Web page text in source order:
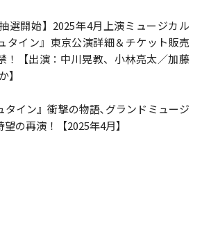
選開始】2025年4月上演ミュージカル
タイン』東京公演詳細＆チケット販売
！【出演：中川晃教、小林亮太／加藤
】
タイン』衝撃の物語､グランドミュージ
の再演！【2025年4月】